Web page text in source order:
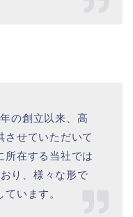
の創立以来、高
させていただいて
所在する当社では
り、様々な形で
います。